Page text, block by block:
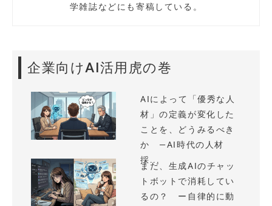
学雑誌などにも寄稿している。
企業向けAI活用虎の巻
AIによって「優秀な人
材」の定義が変化した
ことを、どうみるべき
か —AI時代の人材
採...
まだ、生成AIのチャッ
トボットで消耗してい
るの？ ー自律的に動